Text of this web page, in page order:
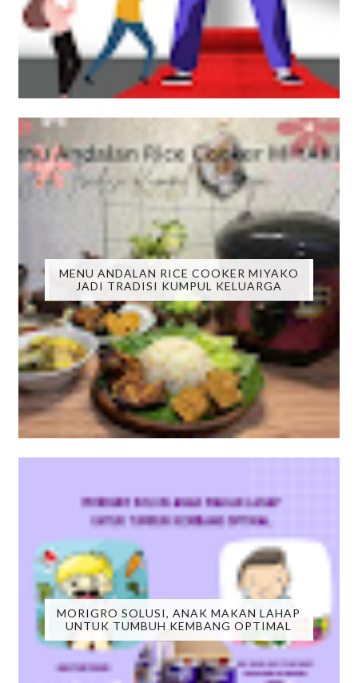
MENU ANDALAN RICE COOKER MIYAKO
JADI TRADISI KUMPUL KELUARGA
MORIGRO SOLUSI, ANAK MAKAN LAHAP
UNTUK TUMBUH KEMBANG OPTIMAL